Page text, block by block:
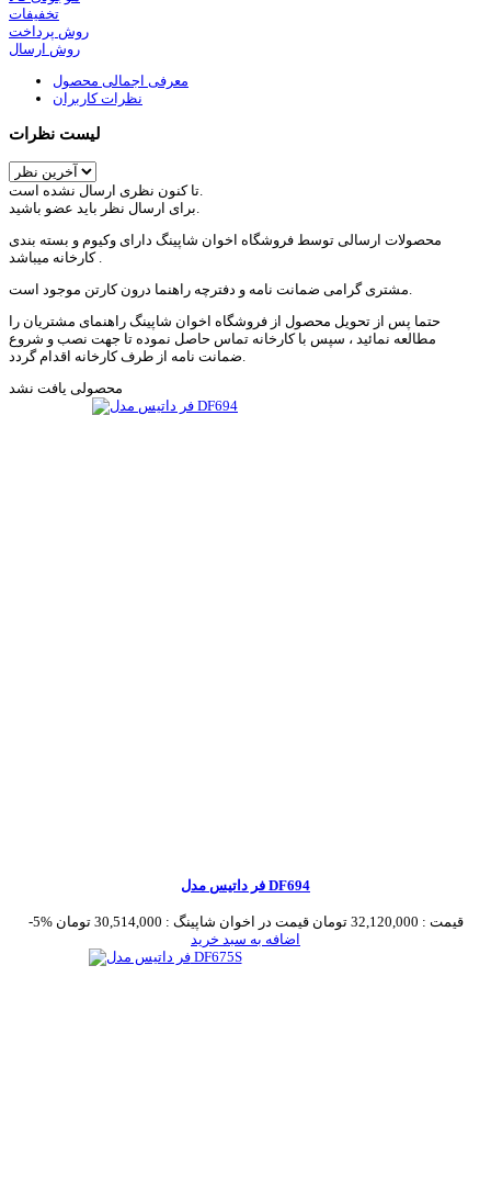
تخفیفات
روش پرداخت
روش ارسال
معرفی اجمالی محصول
نظرات کاربران
لیست نظرات
محصولات ارسالی توسط فروشگاه اخوان شاپینگ دارای وکیوم و بسته بندی
کارخانه میباشد .
حتما پس از تحویل محصول از فروشگاه اخوان شاپینگ راهنمای مشتریان را
مطالعه نمائید ، سپس با کارخانه تماس حاصل نموده تا جهت نصب و شروع
محصولی یافت نشد
فر داتیس مدل DF694
-5% قیمت : 32,120,000 تومان قیمت در اخوان شاپینگ : 30,514,000 تومان
اضافه به سبد خرید